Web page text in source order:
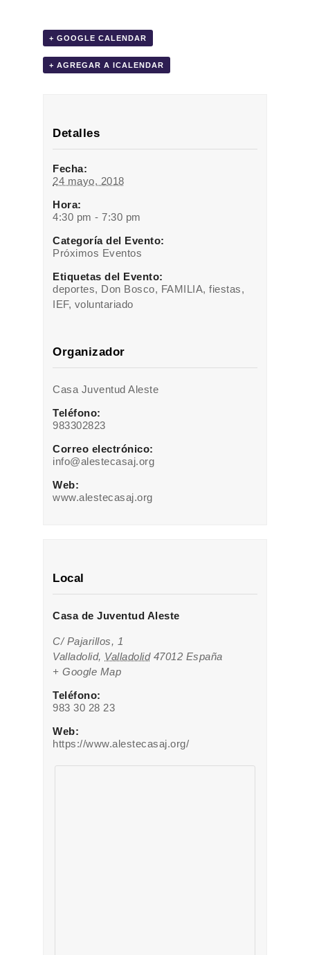
+ GOOGLE CALENDAR
+ AGREGAR A ICALENDAR
Detalles
Fecha:
24 mayo, 2018
Hora:
4:30 pm - 7:30 pm
Categoría del Evento:
Próximos Eventos
Etiquetas del Evento:
deportes, Don Bosco, FAMILIA,fiestas,
IEF, voluntariado
Organizador
Casa Juventud Aleste
Teléfono:
983302823
Correo electrónico:
info@alestecasaj.org
Web:
www.alestecasaj.org
Local
Casa de Juventud Aleste
C/ Pajarillos, 1
Valladolid, Valladolid 47012 España
+ Google Map
Teléfono:
983 30 28 23
Web:
https://www.alestecasaj.org/